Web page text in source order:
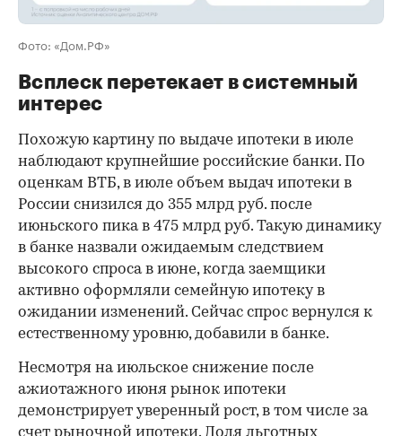
Фото: «Дом.РФ»
Всплеск перетекает в системный
интерес
Похожую картину по выдаче ипотеки в июле
наблюдают крупнейшие российские банки. По
оценкам ВТБ, в июле объем выдач ипотеки в
России снизился до 355 млрд руб. после
июньского пика в 475 млрд руб. Такую динамику
в банке назвали ожидаемым следствием
высокого спроса в июне, когда заемщики
активно оформляли семейную ипотеку в
ожидании изменений. Сейчас спрос вернулся к
естественному уровню, добавили в банке.
Несмотря на июльское снижение после
ажиотажного июня рынок ипотеки
демонстрирует уверенный рост, в том числе за
счет рыночной ипотеки. Доля льготных